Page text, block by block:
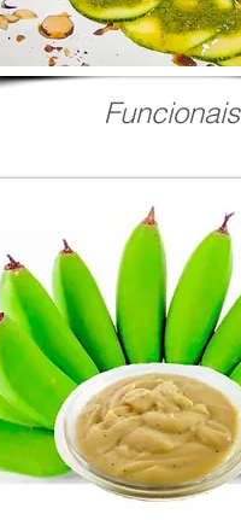
Funcionais